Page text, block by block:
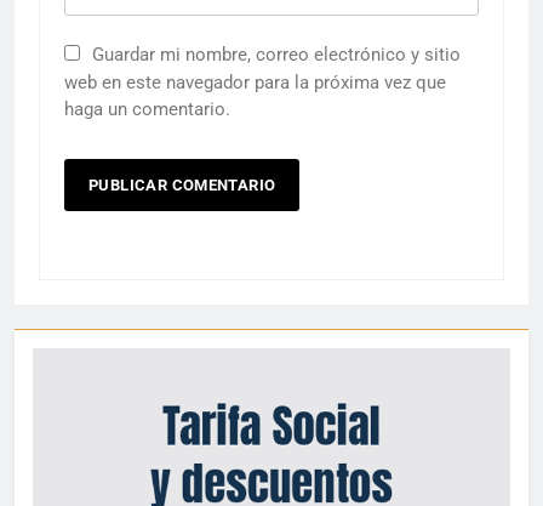
Guardar mi nombre, correo electrónico y sitio
web en este navegador para la próxima vez que
haga un comentario.